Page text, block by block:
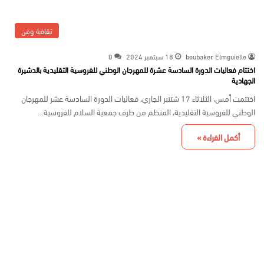
ثقافة وفن
boubaker Elmguielle 18 سبتمبر 2024 0
اختتام فعاليات الدورة السادسة عشرة للمهرجان الوطني للفروسية التقليدية بالدشيرة
الجهادية
اختتمت أمس، الثلاثاء 17 شتنبر الجاري، فعاليات الدورة السادسة عشر للمهرجان
الوطني للفروسية التقليدية، المنظم من طرف جمعية السلام للفروسية…
أكمل القراءة »